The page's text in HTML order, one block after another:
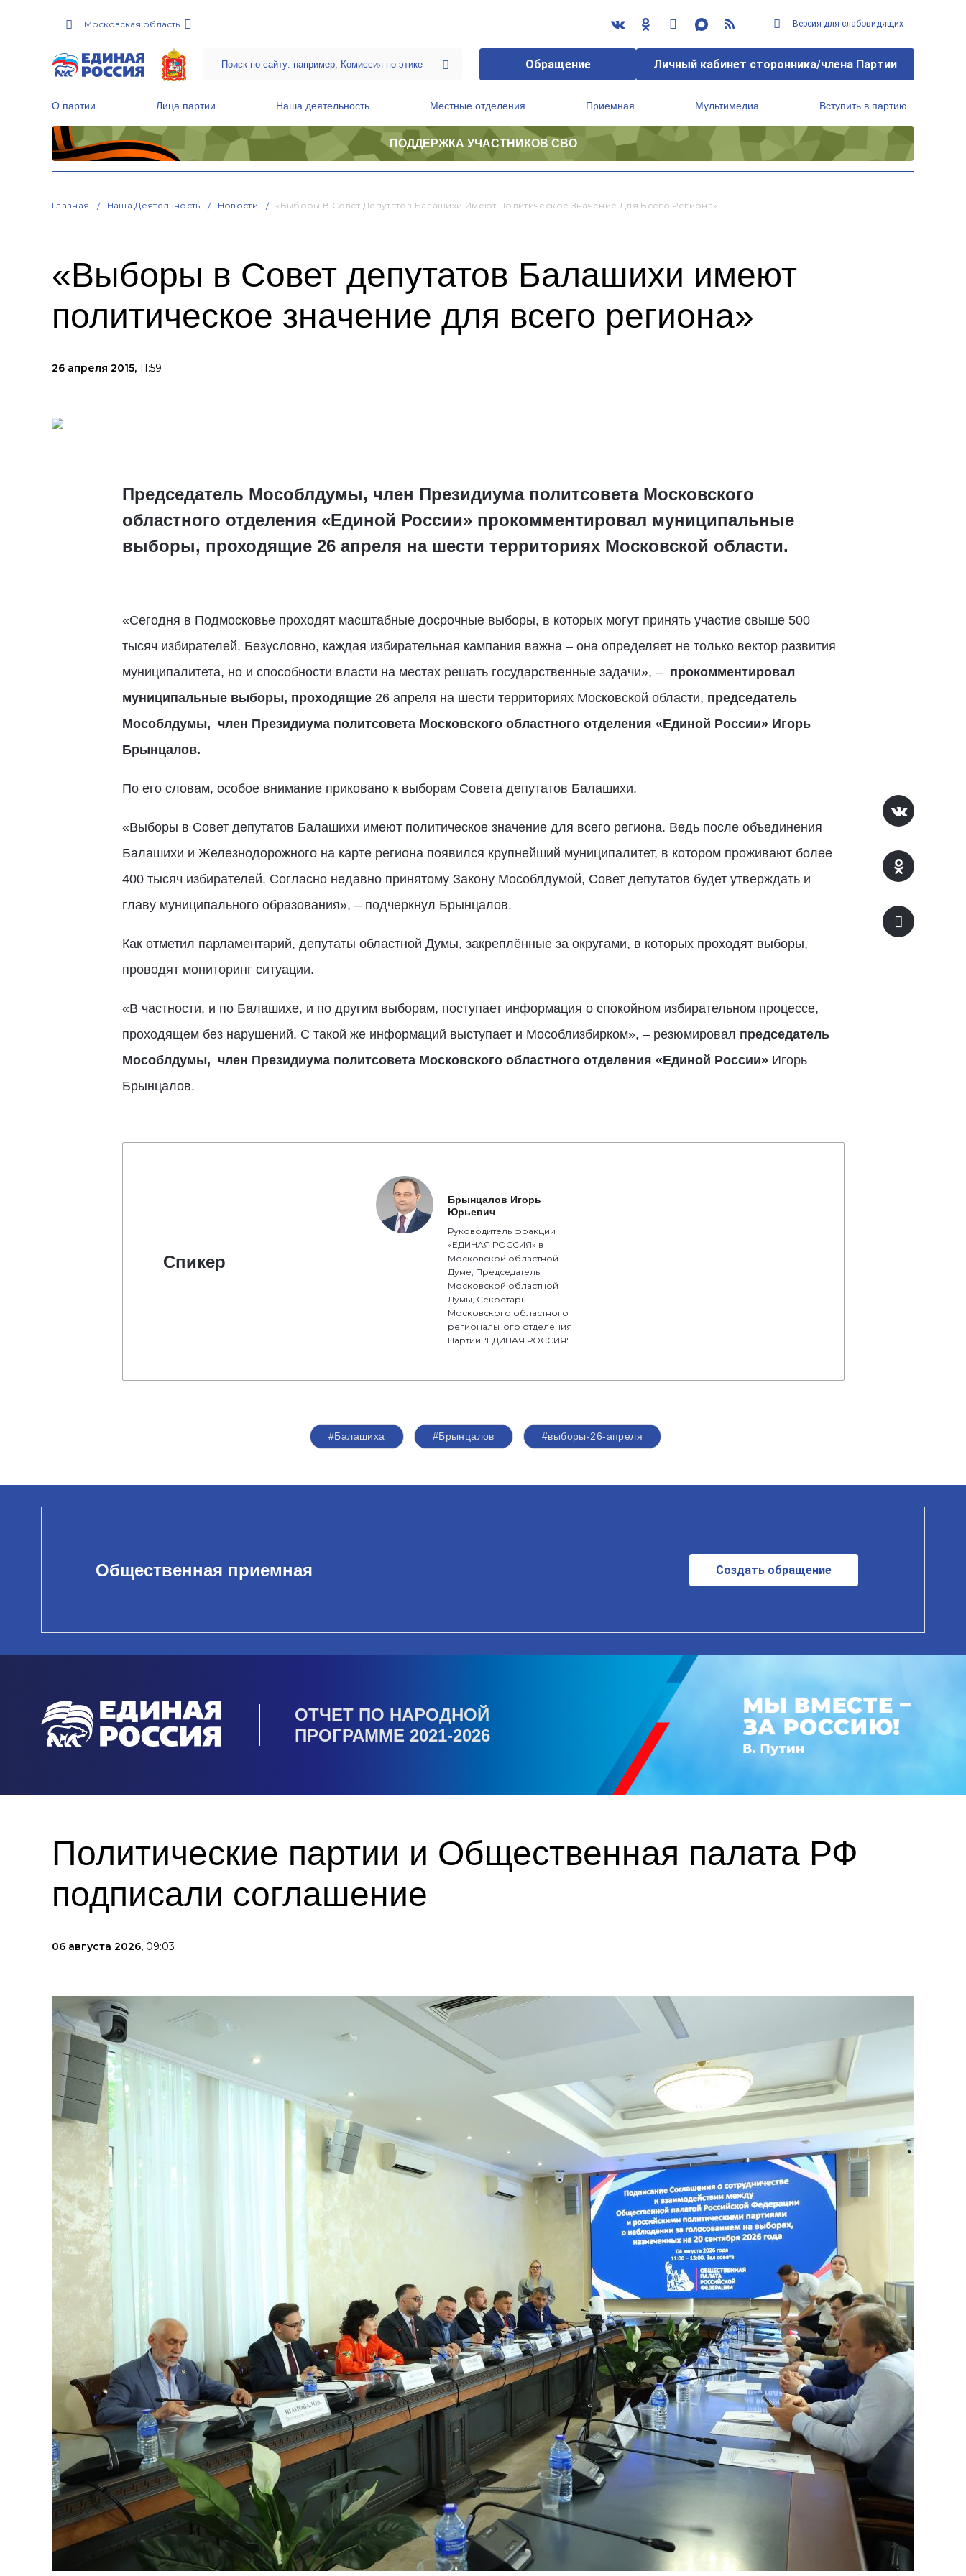
Московская область Версия для слабовидящих
Обращение Личный кабинет сторонника/члена Партии
О партии Лица партии Наша деятельность Местные отделения Приемная Мультимедиа Вступить в партию
ПОДДЕРЖКА УЧАСТНИКОВ СВО
Главная Наша Деятельность Новости «Выборы В Совет Депутатов Балашихи Имеют Политическое Значение Для Всего Региона»
«Выборы в Совет депутатов Балашихи имеют
политическое значение для всего региона»
26 апреля 2015, 11:59
Председатель Мособлдумы, член Президиума политсовета Московского
областного отделения «Единой России» прокомментировал муниципальные
выборы, проходящие 26 апреля на шести территориях Московской области.
«Сегодня в Подмосковье проходят масштабные досрочные выборы, в которых могут принять участие свыше 500
тысяч избирателей. Безусловно, каждая избирательная кампания важна – она определяет не только вектор развития
муниципалитета, но и способности власти на местах решать государственные задачи», – прокомментировал
муниципальные выборы, проходящие 26 апреля на шести территориях Московской области, председатель
Мособлдумы, член Президиума политсовета Московского областного отделения «Единой России» Игорь
Брынцалов.
По его словам, особое внимание приковано к выборам Совета депутатов Балашихи.
«Выборы в Совет депутатов Балашихи имеют политическое значение для всего региона. Ведь после объединения
Балашихи и Железнодорожного на карте региона появился крупнейший муниципалитет, в котором проживают более
400 тысяч избирателей. Согласно недавно принятому Закону Мособлдумой, Совет депутатов будет утверждать и
главу муниципального образования», – подчеркнул Брынцалов.
Как отметил парламентарий, депутаты областной Думы, закреплённые за округами, в которых проходят выборы,
проводят мониторинг ситуации.
«В частности, и по Балашихе, и по другим выборам, поступает информация о спокойном избирательном процессе,
проходящем без нарушений. С такой же информаций выступает и Мособлизбирком», – резюмировал председатель
Мособлдумы, член Президиума политсовета Московского областного отделения «Единой России» Игорь
Брынцалов.
Спикер
Брынцалов Игорь
Юрьевич
Руководитель фракции
«ЕДИНАЯ РОССИЯ» в
Московской областной
Думе, Председатель
Московской областной
Думы, Секретарь
Московского областного
регионального отделения
Партии "ЕДИНАЯ РОССИЯ"
#Балашиха #Брынцалов #выборы-26-апреля
Общественная приемная Создать обращение
ОТЧЕТ ПО НАРОДНОЙ
ПРОГРАММЕ 2021-2026
Политические партии и Общественная палата РФ
подписали соглашение
06 августа 2026, 09:03